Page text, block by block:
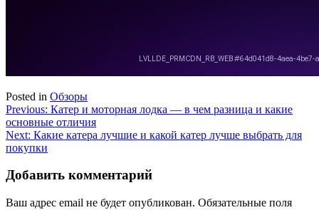
Posted in Обзоры
Навигация
по
записям
Previous: Катер и моторная лодка — в чем разница и какие
основные отличия
Next: Какие катера лучшие и какой катер лучше выбрать для
покупки
Добавить комментарий
Ваш адрес email не будет опубликован. Обязательные поля